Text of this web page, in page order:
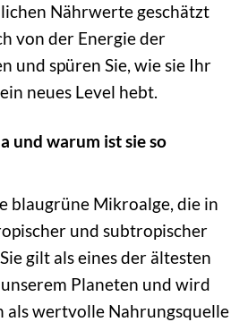
Nährwerte geschätzt
von der Energie der
und spüren Sie, wie sie Ihr
neues Level hebt.
und warum ist sie so
blaugrüne Mikroalge, die in
und subtropischer
gilt als eines der ältesten
Planeten und wird
als wertvolle Nahrungsquelle